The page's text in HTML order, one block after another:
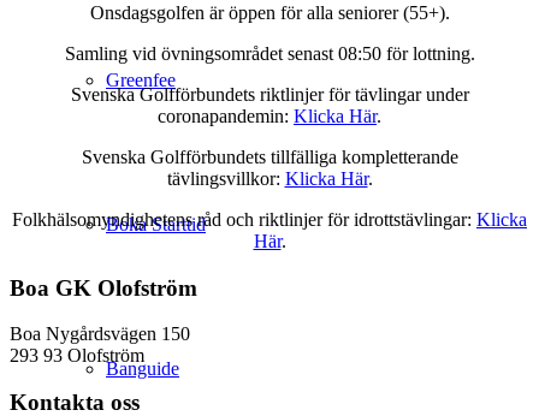
Greenfee
Boka Starttid
Banguide
Onsdagsgolfen är öppen för alla seniorer (55+).
Samling vid övningsområdet senast 08:50 för lottning.
Svenska Golfförbundets riktlinjer för tävlingar under
coronapandemin: Klicka Här.
Svenska Golfförbundets tillfälliga kompletterande
tävlingsvillkor: Klicka Här.
Folkhälsomyndighetens råd och riktlinjer för idrottstävlingar: Klicka
Här.
Boa GK Olofström
Boa Nygårdsvägen 150
293 93 Olofström
Kontakta oss